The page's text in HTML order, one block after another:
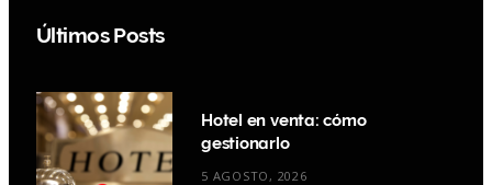
Últimos Posts
Hotel en venta: cómo
gestionarlo
5 AGOSTO, 2026